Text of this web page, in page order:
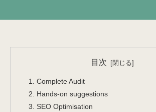
目次
Complete Audit
Hands-on suggestions
SEO Optimisation